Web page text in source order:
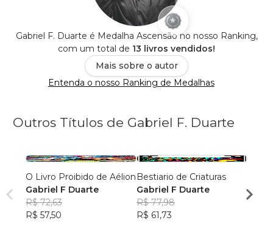
Gabriel F. Duarte é Medalha Ascensão no nosso Ranking,
com um total de 13 livros vendidos!
Mais sobre o autor
Entenda o nosso Ranking de Medalhas
Outros Títulos de Gabriel F. Duarte
O Livro Proibido de Aélion
Gabriel F Duarte
R$ 72,63
R$ 57,50
Bestiario de Criaturas
Gabriel F Duarte
R$ 77,98
R$ 61,73
R$